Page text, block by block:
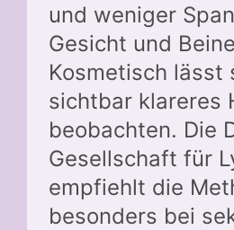
und weniger
Gesicht und
Kosmetisch lässt
sichtbar klareres
beobachten. Die
Gesellschaft für
empfiehlt die
besonders bei